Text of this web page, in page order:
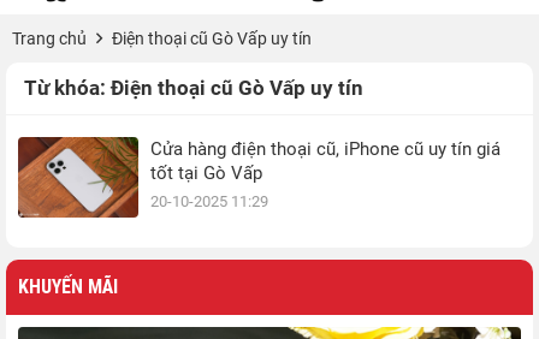
Trang chủ Điện thoại cũ Gò Vấp uy tín
Từ khóa:Điện thoại cũ Gò Vấp uy tín
Cửa hàng điện thoại cũ, iPhone cũ uy tín giá
tốt tại Gò Vấp
20-10-2025 11:29
KHUYẾN MÃI